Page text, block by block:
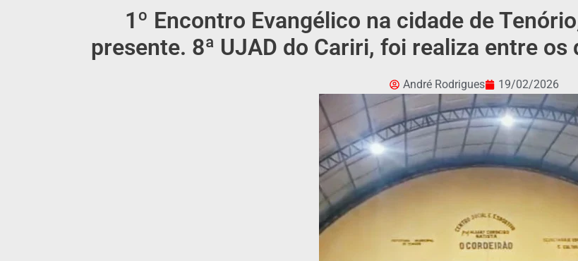
1º Encontro Evangélico na cidade de
presente. 8ª UJAD do Cariri, foi realiza entre
André Rodrigues 19/02/2026